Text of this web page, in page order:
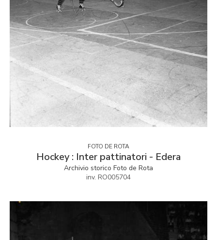
FOTO DE ROTA
Hockey : Inter pattinatori - Edera
Archivio storico Foto de Rota
inv. RO005704